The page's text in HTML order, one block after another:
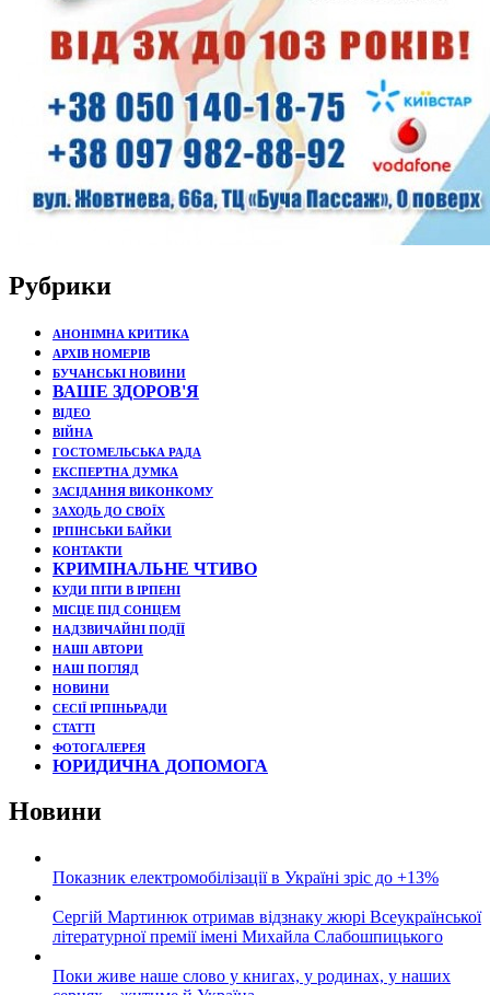
Рубрики
АНОНІМНА КРИТИКА
АРХІВ НОМЕРІВ
БУЧАНСЬКІ НОВИНИ
ВАШЕ ЗДОРОВ'Я
ВІДЕО
ВІЙНА
ГОСТОМЕЛЬСЬКА РАДА
ЕКСПЕРТНА ДУМКА
ЗАСІДАННЯ ВИКОНКОМУ
ЗАХОДЬ ДО СВОЇХ
ІРПІНСЬКИ БАЙКИ
КОНТАКТИ
КРИМІНАЛЬНЕ ЧТИВО
КУДИ ПІТИ В ІРПЕНІ
МІСЦЕ ПІД СОНЦЕМ
НАДЗВИЧАЙНІ ПОДЇЇ
НАШІ АВТОРИ
НАШ ПОГЛЯД
НОВИНИ
СЕСІЇ ІРПІНЬРАДИ
СТАТТІ
ФОТОГАЛЕРЕЯ
ЮРИДИЧНА ДОПОМОГА
Новини
Показник електромобілізації в Україні зріс до +13%
Сергій Мартинюк отримав відзнаку жюрі Всеукраїнської
літературної премії імені Михайла Слабошпицького
Поки живе наше слово у книгах, у родинах, у наших